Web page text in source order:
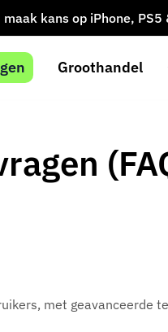
kans op iPhone, PS5
Groothandel
met geavanceerde